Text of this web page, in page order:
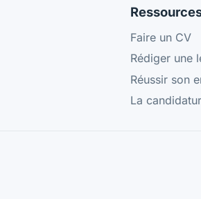
Faire un CV
Rédiger une
Réussir son
La